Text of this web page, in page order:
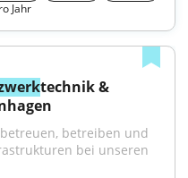
Jahr
technik &
betreiben und
bei unseren